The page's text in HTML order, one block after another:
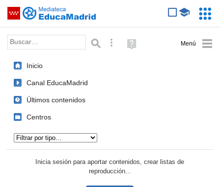
Saltar navegación
Palabra o frase: Búsqueda avanzada
Ayuda
(en
Inicio
Canal EducaMadrid
Últimos contenidos
Centros
Inicia sesión para aportar contenidos, crear listas de
reproducción...